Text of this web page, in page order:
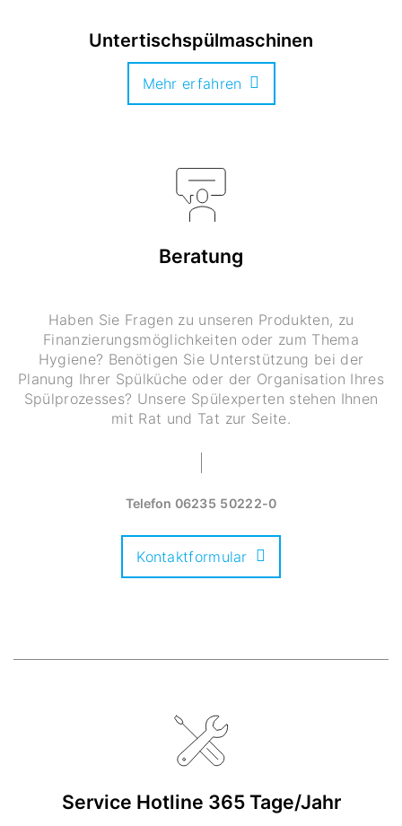
Untertischspülmaschinen
Mehr erfahren
Beratung
Haben Sie Fragen zu unseren Produkten, zu
Finanzierungsmöglichkeiten oder zum Thema
Hygiene? Benötigen Sie Unterstützung bei der
Planung Ihrer Spülküche oder der Organisation Ihres
Spülprozesses? Unsere Spülexperten stehen Ihnen
mit Rat und Tat zur Seite.
Telefon 06235 50222-0
Kontaktformular
Service Hotline 365 Tage/Jahr